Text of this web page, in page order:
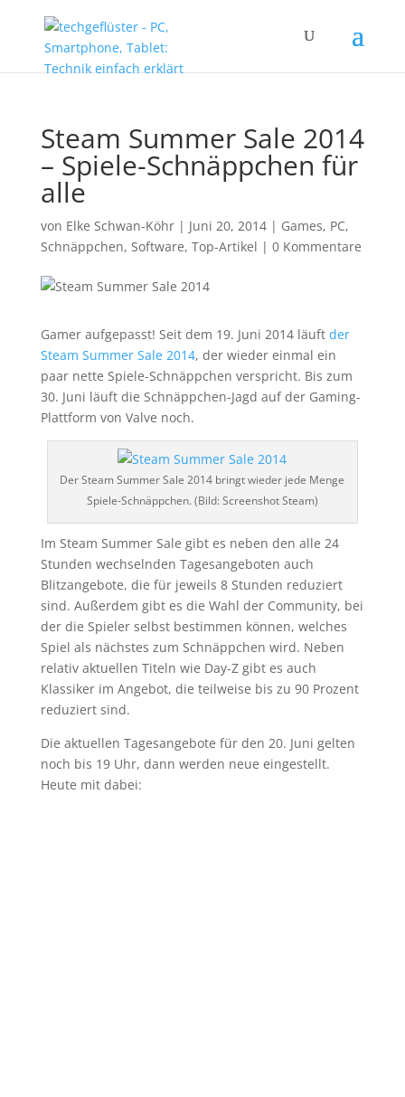
Steam Summer Sale 2014
– Spiele-Schnäppchen für
alle
von Elke Schwan-Köhr| Juni 20, 2014| Games, PC,
Schnäppchen, Software, Top-Artikel | 0 Kommentare
Gamer aufgepasst! Seit dem 19. Juni 2014 läuftder
Steam Summer Sale 2014, der wieder einmal ein
paar nette Spiele-Schnäppchen verspricht. Bis zum
30. Juni läuft die Schnäppchen-Jagd auf der Gaming-
Plattform von Valve noch.
Der Steam Summer Sale 2014 bringt wieder jede Menge
Spiele-Schnäppchen. (Bild: Screenshot Steam)
Im Steam Summer Sale gibt es neben den alle 24
Stunden wechselnden Tagesangeboten auch
Blitzangebote, die für jeweils 8 Stunden reduziert
sind. Außerdem gibt es die Wahl der Community, bei
der die Spieler selbst bestimmen können, welches
Spiel als nächstes zum Schnäppchen wird. Neben
relativ aktuellen Titeln wie Day-Z gibt es auch
Klassiker im Angebot, die teilweise bis zu 90 Prozent
reduziert sind.
Die aktuellen Tagesangebote für den 20. Juni gelten
noch bis 19 Uhr, dann werden neue eingestellt.
Heute mit dabei: